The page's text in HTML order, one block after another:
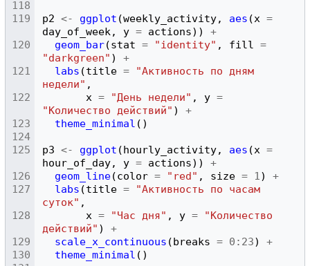
p2 <- ggplot (weekly_activity, aes (x =
day_of_week, y = actions))
+
geom_bar(stat = "identity" , fill =
"darkgreen" )
+
labs (title =
"Активность по дням
недели" ,
x = "День недели" , y =
"Количество действий" )
+
theme_minimal ()
p3 <- ggplot (hourly_activity, aes (x =
hour_of_day, y = actions))
+
geom_line(color = "red" , size = 1)
+
labs (title =
"Активность по часам
суток" ,
x = "Час дня" , y =
"Количество
действий" )
+
scale_x_continuous (breaks = 0 : 23)
+
theme_minimal ()